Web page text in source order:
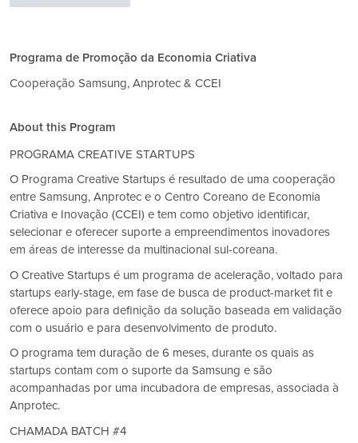
Programa de Promoção da Economia Criativa
Cooperação Samsung, Anprotec & CCEI
About this Program
PROGRAMA CREATIVE STARTUPS
O Programa Creative Startups é resultado de uma cooperação
entre Samsung, Anprotec e o Centro Coreano de Economia
Criativa e Inovação (CCEI) e tem como objetivo identificar,
selecionar e oferecer suporte a empreendimentos inovadores
em áreas de interesse da multinacional sul-coreana.
O Creative Startups é um programa de aceleração, voltado para
startups early-stage, em fase de busca de product-market fit e
oferece apoio para definição da solução baseada em validação
com o usuário e para desenvolvimento de produto.
O programa tem duração de 6 meses, durante os quais as
startups contam com o suporte da Samsung e são
acompanhadas por uma incubadora de empresas, associada à
Anprotec.
CHAMADA BATCH #4